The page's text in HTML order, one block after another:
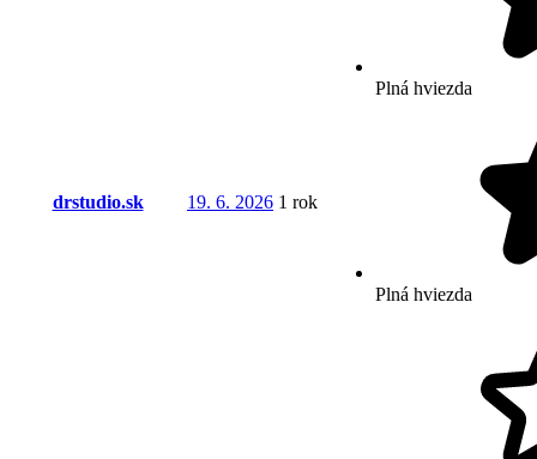
drstudio.sk 19. 6. 2026 1 rok
Plná hviezda
Plná hviezda